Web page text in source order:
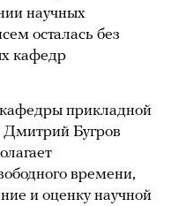
научных
осталась без
кафедр
прикладной
Бугров
времени,
и оценку научной